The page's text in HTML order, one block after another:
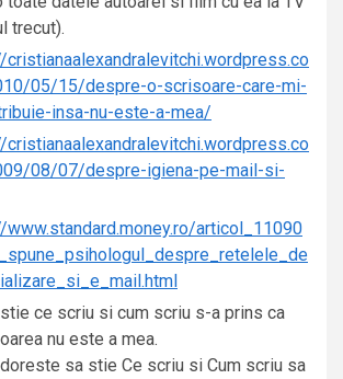
trecut).
cristianaalexandralevitchi.wordpress.co
05/15/despre-o-scrisoare-care-mi-
insa-nu-este-a-mea/
cristianaalexandralevitchi.wordpress.co
08/07/despre-igiena-pe-mail-si-
www.standard.money.ro/articol_11090
ce scriu si cum scriu s-a prins ca
nu este a mea.
sa stie Ce scriu si Cum scriu sa